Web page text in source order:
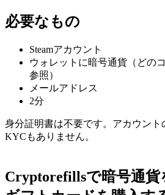
必要なもの
Steamアカウント
ウォレットに暗号通貨（どの
参照）
メールアドレス
2分
身分証明書は不要です。アカウント
KYCもありません。
Cryptorefillsで暗号通貨